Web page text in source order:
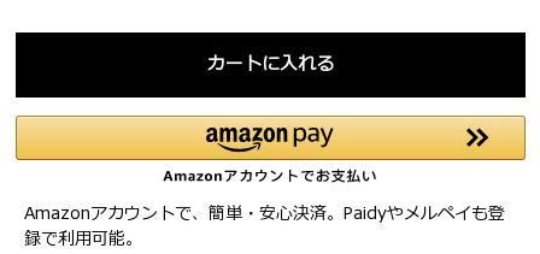
カートに入れる
Amazonアカウントで、簡単・安心決済。Paidyやメルペイも登
録で利用可能。